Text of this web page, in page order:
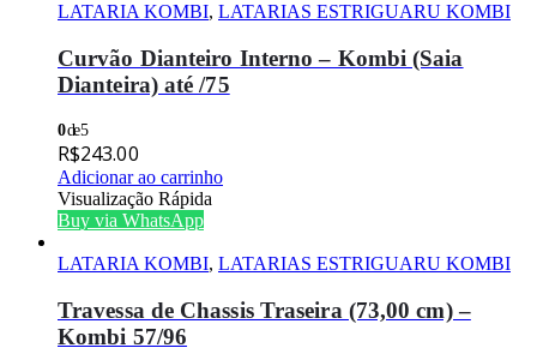
LATARIA KOMBI, LATARIAS ESTRIGUARU KOMBI
Curvão Dianteiro Interno – Kombi (Saia
Dianteira) até /75
0de 5
R$243.00
Adicionar ao carrinho
Visualização Rápida
Buy via WhatsApp
LATARIA KOMBI, LATARIAS ESTRIGUARU KOMBI
Travessa de Chassis Traseira (73,00 cm) –
Kombi 57/96